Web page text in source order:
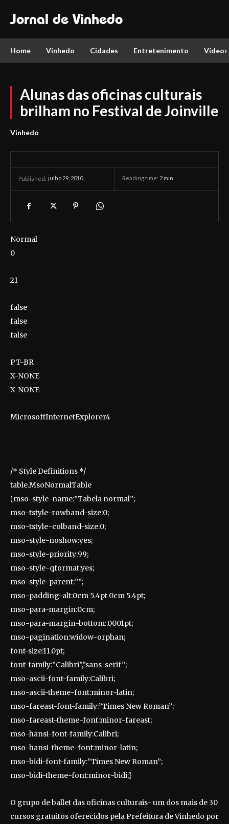
Jornal de Vinhedo
Home Vinhedo Cidades Entretenimento Vídeos
Alunas das oficinas culturais
brilham no Festival de Joinville
Vinhedo
Published: julho 29, 2010 Reading time: 2 min.
Normal
0
21
false
false
false
PT-BR
X-NONE
X-NONE
MicrosoftInternetExplorer4
/* Style Definitions */
table.MsoNormalTable
{mso-style-name:”Tabela normal”;
mso-tstyle-rowband-size:0;
mso-tstyle-colband-size:0;
mso-style-noshow:yes;
mso-style-priority:99;
mso-style-qformat:yes;
mso-style-parent:””;
mso-padding-alt:0cm 5.4pt 0cm 5.4pt;
mso-para-margin:0cm;
mso-para-margin-bottom:.0001pt;
mso-pagination:widow-orphan;
font-size:11.0pt;
font-family:”Calibri”,”sans-serif”;
mso-ascii-font-family:Calibri;
mso-ascii-theme-font:minor-latin;
mso-fareast-font-family:”Times New Roman”;
mso-fareast-theme-font:minor-fareast;
mso-hansi-font-family:Calibri;
mso-hansi-theme-font:minor-latin;
mso-bidi-font-family:”Times New Roman”;
mso-bidi-theme-font:minor-bidi;}
O grupo de ballet das oficinas culturais- um dos mais de 30
cursos gratuitos oferecidos pela Prefeitura de Vinhedo por